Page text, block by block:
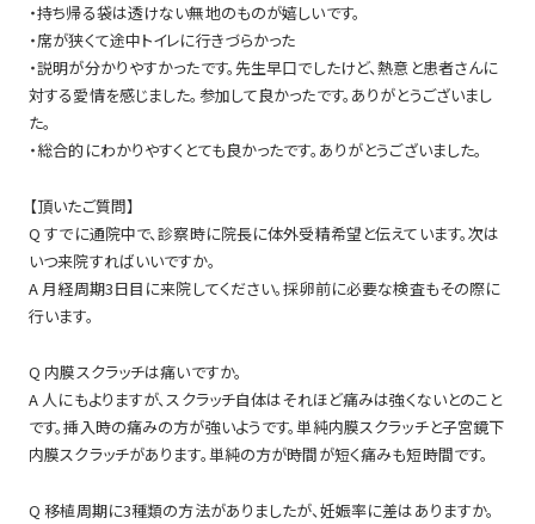
・持ち帰る袋は透けない無地のものが嬉しいです。
・席が狭くて途中トイレに行きづらかった
・説明が分かりやすかったです。先生早口でしたけど、熱意と患者さんに
対する愛情を感じました。参加して良かったです。ありがとうございまし
た。
・総合的にわかりやすくとても良かったです。ありがとうございました。
【頂いたご質問】
Q すでに通院中で、診察時に院長に体外受精希望と伝えています。次は
いつ来院すればいいですか。
A 月経周期3日目に来院してください。採卵前に必要な検査もその際に
行います。
Q 内膜スクラッチは痛いですか。
A 人にもよりますが、スクラッチ自体はそれほど痛みは強くないとのこと
です。挿入時の痛みの方が強いようです。単純内膜スクラッチと子宮鏡下
内膜スクラッチがあります。単純の方が時間が短く痛みも短時間です。
Q 移植周期に3種類の方法がありましたが、妊娠率に差はありますか。